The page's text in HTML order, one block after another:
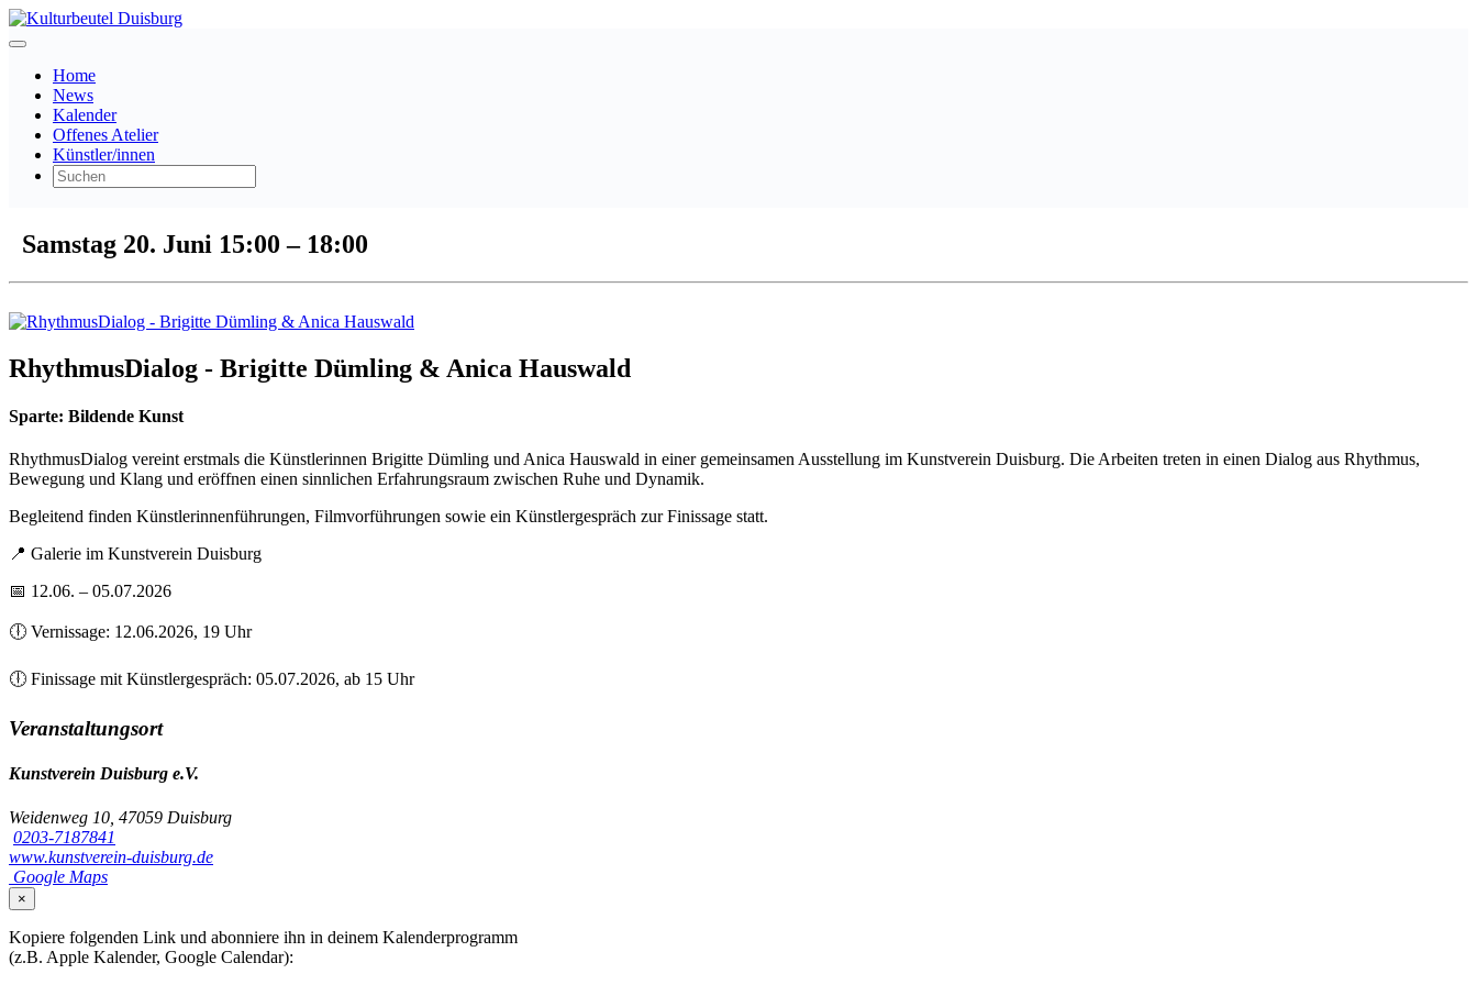
Home
News
Kalender
Offenes Atelier
Künstler/innen
Samstag 20. Juni 15:00 – 18:00
RhythmusDialog - Brigitte Dümling & Anica Hauswald
Sparte: Bildende Kunst
RhythmusDialog vereint erstmals die Künstlerinnen Brigitte Dümling und Anica Hauswald in einer gemeinsamen Ausstellung im Kunstverein Duisburg. Die Arbeiten treten in einen Dialog aus Rhythmus,
Bewegung und Klang und eröffnen einen sinnlichen Erfahrungsraum zwischen Ruhe und Dynamik.
Begleitend finden Künstlerinnenführungen, Filmvorführungen sowie ein Künstlergespräch zur Finissage statt.
📍 Galerie im Kunstverein Duisburg
📅 12.06. – 05.07.2026
🕕 Vernissage: 12.06.2026, 19 Uhr
🕕 Finissage mit Künstlergespräch: 05.07.2026, ab 15 Uhr
Veranstaltungsort
Kunstverein Duisburg e.V.
Weidenweg 10, 47059 Duisburg
0203-7187841
www.kunstverein-duisburg.de
Google Maps
×
Kopiere folgenden Link und abonniere ihn in deinem Kalenderprogramm
(z.B. Apple Kalender, Google Calendar):